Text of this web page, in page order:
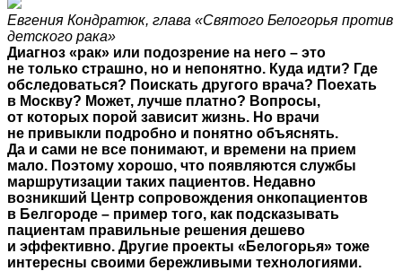
Евгения Кондратюк, глава «Святого Белогорья против
детского рака»
Диагноз «рак» или подозрение на него – это
не только страшно, но и непонятно. Куда идти? Где
обследоваться? Поискать другого врача? Поехать
в Москву? Может, лучше платно? Вопросы,
от которых порой зависит жизнь. Но врачи
не привыкли подробно и понятно объяснять.
Да и сами не все понимают, и времени на прием
мало. Поэтому хорошо, что появляются службы
маршрутизации таких пациентов. Недавно
возникший Центр сопровождения онкопациентов
в Белгороде – пример того, как подсказывать
пациентам правильные решения дешево
и эффективно. Другие проекты «Белогорья» тоже
интересны своими бережливыми технологиями.